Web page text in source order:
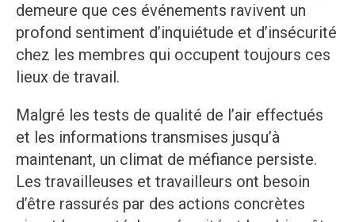
demeure que ces événements ravivent un
profond sentiment d’inquiétude et d’insécurité
chez les membres qui occupent toujours ces
lieux de travail.
Malgré les tests de qualité de l’air effectués
et les informations transmises jusqu’à
maintenant, un climat de méfiance persiste.
Les travailleuses et travailleurs ont besoin
d’être rassurés par des actions concrètes